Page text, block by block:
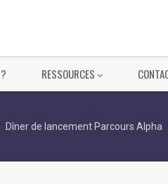
RESSOURCES
Dîner de lancement Parcours Alpha